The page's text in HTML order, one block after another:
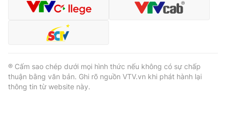
® Cấm sao chép dưới mọi hình thức nếu không có sự chấp
thuận bằng văn bản. Ghi rõ nguồn VTV.vn khi phát hành lại
thông tin từ website này.